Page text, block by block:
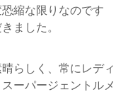
縮な限りなのです
ました。
らしく、常にレディ
ーパージェントルメ